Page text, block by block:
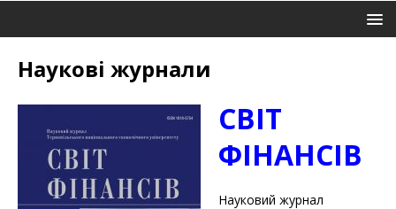
Наукові журнали
СВІТ
ФІНАНСІВ
Науковий журнал